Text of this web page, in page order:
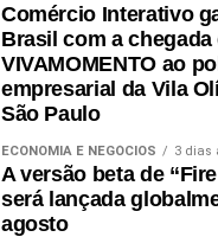
Comércio Interativo
Brasil com a chegada
VIVAMOMENTO ao
empresarial da Vila
São Paulo
ECONOMIA E NEGÓCIOS 3 dias
A versão beta de
será lançada
agosto